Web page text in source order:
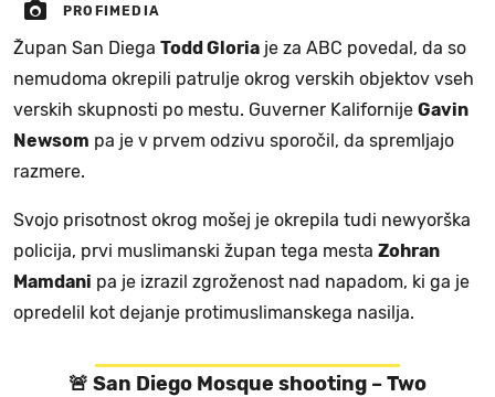
PROFIMEDIA
Župan San Diega Todd Gloria je za ABC povedal, da so
nemudoma okrepili patrulje okrog verskih objektov vseh
verskih skupnosti po mestu. Guverner Kalifornije Gavin
Newsom pa je v prvem odzivu sporočil, da spremljajo
razmere.
Svojo prisotnost okrog mošej je okrepila tudi newyorška
policija, prvi muslimanski župan tega mesta Zohran
Mamdani pa je izrazil zgroženost nad napadom, ki ga je
opredelil kot dejanje protimuslimanskega nasilja.
🚨 San Diego Mosque shooting – Two